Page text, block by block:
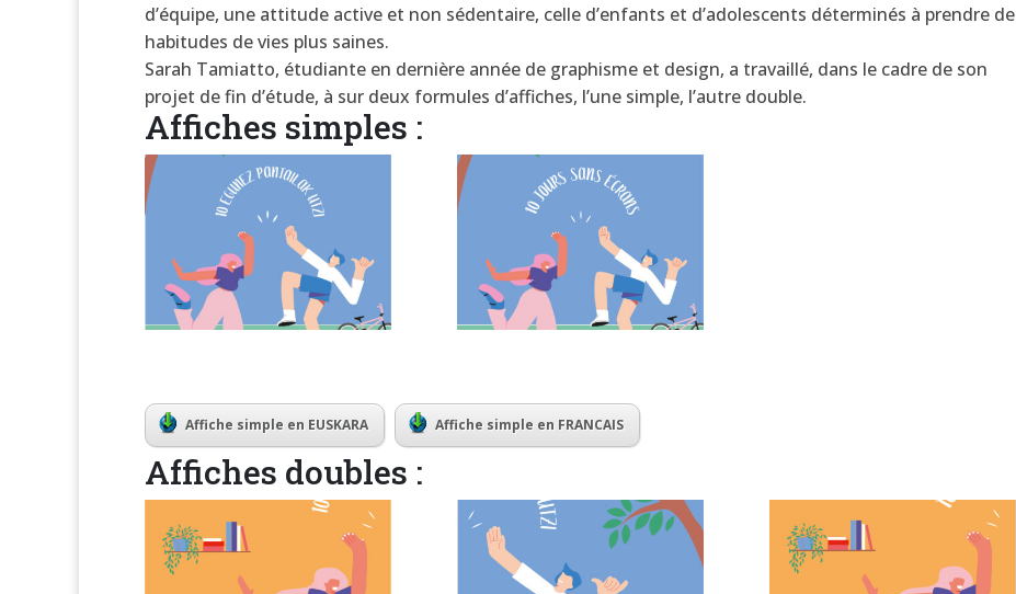
d’équipe, une attitude active et non sédentaire, celle d’enfants et d’adolescents déterminés à prendre de
habitudes de vies plus saines.
Sarah Tamiatto, étudiante en dernière année de graphisme et design, a travaillé, dans le cadre de son
projet de fin d’étude, à sur deux formules d’affiches, l’une simple, l’autre double.
Affiches simples :
Affiche simple en EUSKARA Affiche simple en FRANCAIS
Affiches doubles :